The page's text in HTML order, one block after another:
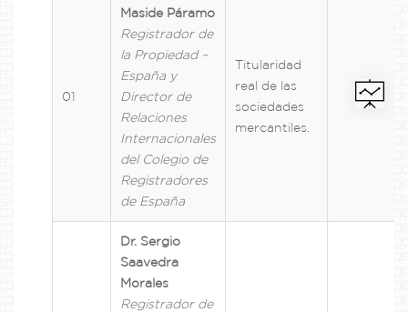
01
Maside Páramo
Registrador de
la Propiedad –
España y
Director de
Relaciones
Internacionales
del Colegio de
Registradores
de España
Titularidad
real de las
sociedades
mercantiles
Dr. Sergio
Saavedra
Morales
Registrador de